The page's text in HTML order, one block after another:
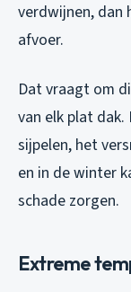
verdwijnen, dan
afvoer.
Dat vraagt om
van elk plat
sijpelen, het
en in de winter
schade zorgen.
Extreme